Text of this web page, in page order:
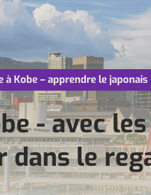
Kobe – apprendre le japonais
- avec
dans le